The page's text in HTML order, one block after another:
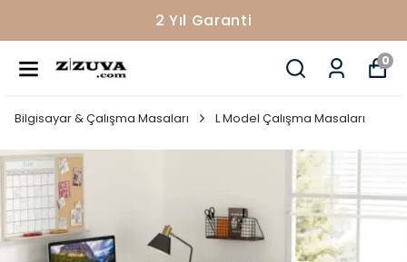
2 Yıl Garanti
0
Bilgisayar & Çalışma Masaları L Model Çalışma Masaları